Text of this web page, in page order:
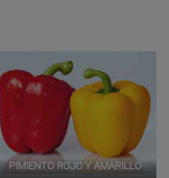
PIMIENTO ROJO Y AMARILLO